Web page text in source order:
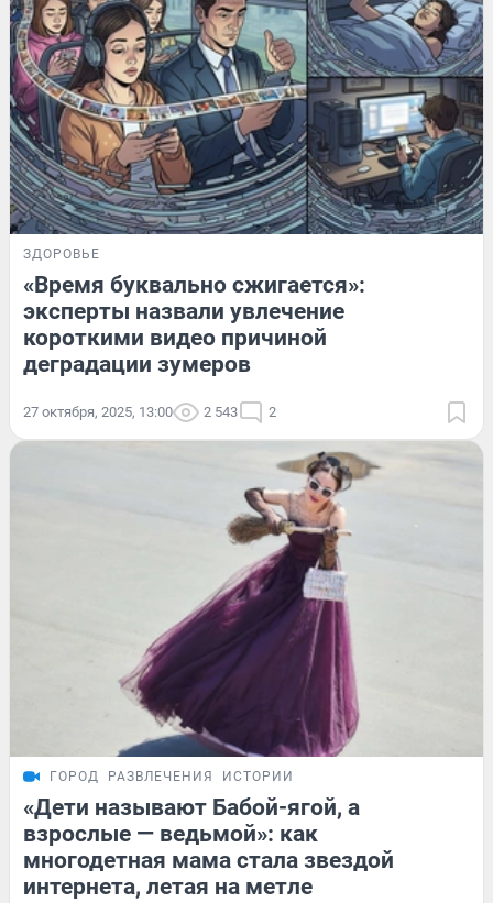
ЗДОРОВЬЕ
«Время буквально сжигается»:
эксперты назвали увлечение
короткими видео причиной
деградации зумеров
27 октября, 2025, 13:00 2 543 2
ГОРОД РАЗВЛЕЧЕНИЯ ИСТОРИИ
«Дети называют Бабой-ягой, а
взрослые — ведьмой»: как
многодетная мама стала звездой
интернета, летая на метле